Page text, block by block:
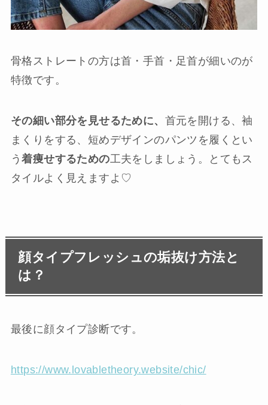
骨格ストレートの方は首・手首・足首が細いのが
特徴です。
その細い部分を見せるために、 首元を開ける、袖
まくりをする、短めデザインのパンツを履くとい
う着痩せするための工夫をしましょう。とてもス
タイルよく見えますよ♡
顔タイプフレッシュの垢抜け方法と
は？
最後に顔タイプ診断です。
https://www.lovabletheory.website/chic/